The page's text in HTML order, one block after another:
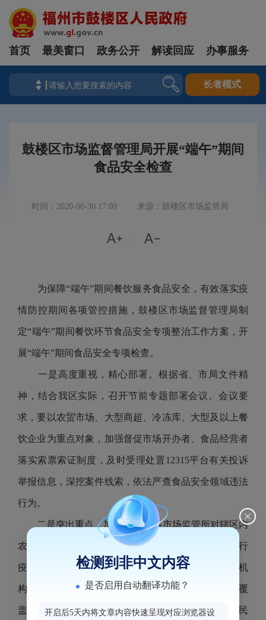
首页 最美窗口 政务公开 解读回应 办事服务
长者模式
鼓楼区市场监督管理局开展“端午”期间
食品安全检查
时间：2020-06-30 17:00 来源：鼓楼区市场监管局
 
为保障“端午”期间餐饮服务食品安全，有效落实疫
情防控期间各项管控措施，鼓楼区市场监督管理局制
定“端午”期间餐饮环节食品安全专项整治工作方案，开
展“端午”期间食品安全专项检查。
一是高度重视，精心部署。根据省、市局文件精
神，结合我区实际，召开节前专题部署会议。会议要
求，要以农贸市场、大型商超、冷冻库、大型及以上餐
饮企业为重点对象，加强督促市场开办者、食品经营者
落实索票索证制度，及时受理处置12315平台有关投诉
举报信息，深挖案件线索，依法严查食品安全领域违法
行为。
二是突出重点，加强监管 。各市场监管所对辖区内
农贸市场、超市、便利店、已复工的餐饮服务单位进行
疫情防控和食品安全监督检查，并对学校（含托幼机
构）食堂、集体用餐配送单位和养老机构食堂开展全覆
盖检查，督促学校和校外供餐单位严格按照《中华人民
检测到非中文内容
是否启用自动翻译功能？
开启后5天内将文章内容快速呈现对应浏览器设